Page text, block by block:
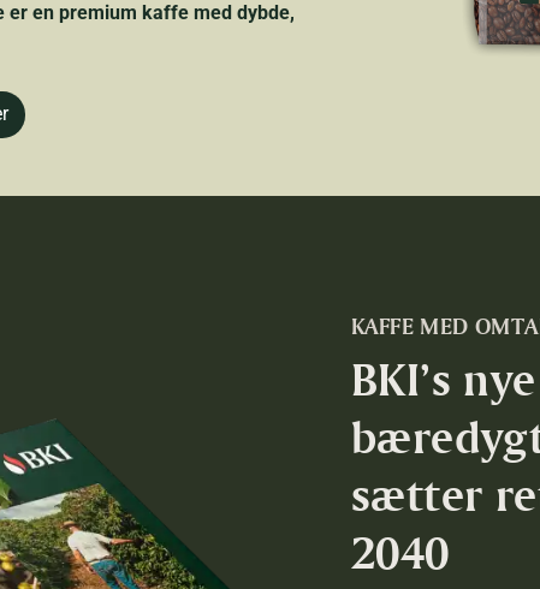
er en premium kaffe med dybde,
KAFFE MED
BKI’s nye
sætter
2040